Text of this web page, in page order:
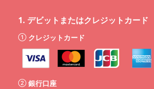
1. デビットまたはクレジットカード
クレジットカード
銀行口座